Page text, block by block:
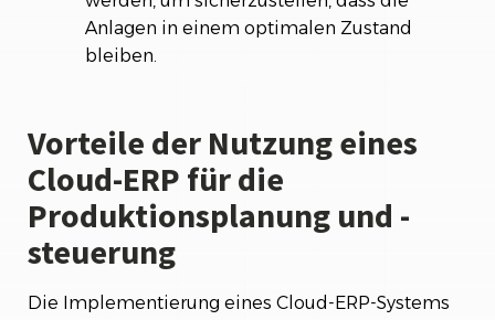
Anlagen in einem optimalen Zustand
bleiben.
Vorteile der Nutzung eines
Cloud-ERP für die
Produktionsplanung und -
steuerung
Die Implementierung eines Cloud-ERP-Systems